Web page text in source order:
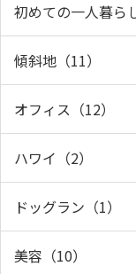
初めての一人暮ら
傾斜地（11）
オフィス（12）
ハワイ（2）
ドッグラン（1）
美容（10）